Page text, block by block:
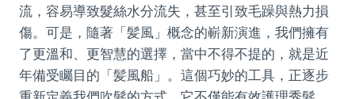
流，容易導致髮絲水分流失，甚至引致毛躁與熱力損
傷。可是，隨著「髪風」概念的嶄新演進，我們擁有
了更溫和、更智慧的選擇，當中不得不提的，就是近
年備受矚目的「髪風船」。這個巧妙的工具，正逐步